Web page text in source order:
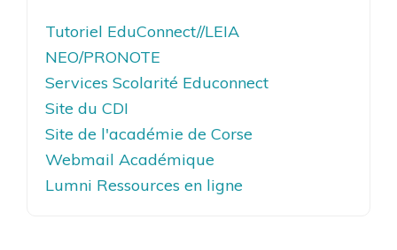
Tutoriel EduConnect//LEIA
NEO/PRONOTE
Services Scolarité Educonnect
Site du CDI
Site de l'académie de Corse
Webmail Académique
Lumni Ressources en ligne